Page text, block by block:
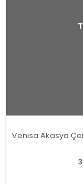
Venisa Akasya